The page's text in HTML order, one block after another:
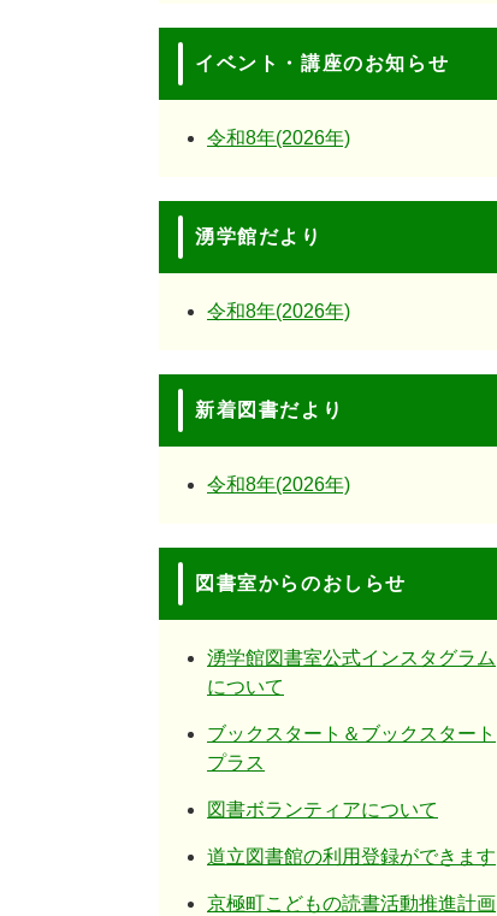
イベント・講座のお知らせ
令和8年(2026年)
湧学館だより
令和8年(2026年)
新着図書だより
令和8年(2026年)
図書室からのおしらせ
湧学館図書室公式インスタグラム
について
ブックスタート＆ブックスタート
プラス
図書ボランティアについて
道立図書館の利用登録ができます
京極町こどもの読書活動推進計画